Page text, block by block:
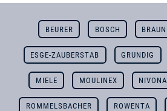
BEURER BOSCH BRAUN
ESGE-ZAUBERSTAB GRUNDIG
MIELE MOULINEX NIVONA
ROMMELSBACHER ROWENTA